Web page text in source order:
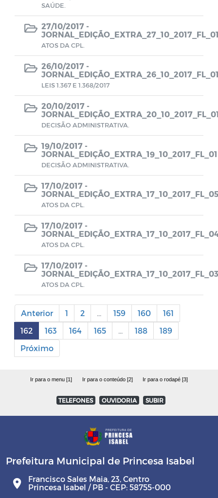
Termos de Adesão
Termos de permissão de uso
Formulários de Cadastros
Transição de Governo 2024-2025
SAÚDE.
27/10/2017 -
ATOS DA CPL.
26/10/2017 -
LEIS 1.367 E 1.368/2017
20/10/2017 -
DECISÃO ADMINISTRATIVA.
19/10/2017 -
JORNAL_EDIÇÃO_EXTRA_19_10_2017_FL_01
DECISÃO ADMINISTRATIVA.
17/10/2017 -
ATOS DA CPL.
17/10/2017 -
ATOS DA CPL.
17/10/2017 -
JORNAL_EDIÇÃO_EXTRA_17_10_2017_FL_03
ATOS DA CPL.
Anterior 1 2 ... 159 160
161
162
163 164 165 ... 188
189
Próximo
Ir para o menu [1] Ir para o conteúdo [2] Ir para o rodapé [3]
TELEFONES OUVIDORIA SUBIR
Prefeitura Municipal de Princesa Isabel
Francisco Sales Maia, 23, Centro
Princesa Isabel / PB - CEP: 58755-000